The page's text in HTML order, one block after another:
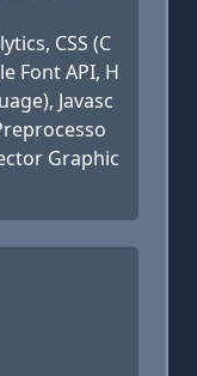
CSS (C
Font API, H
Javasc
Graphic